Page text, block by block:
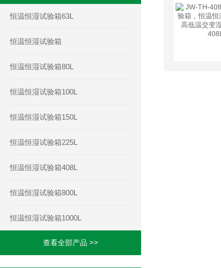
恒温恒湿试验箱63L
恒温恒湿试验箱
恒温恒湿试验箱80L
恒温恒湿试验箱100L
恒温恒湿试验箱150L
恒温恒湿试验箱225L
恒温恒湿试验箱408L
恒温恒湿试验箱800L
恒温恒湿试验箱1000L
查看全部产品 >>